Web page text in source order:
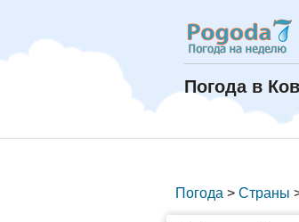
Погода в
Погода > Страны